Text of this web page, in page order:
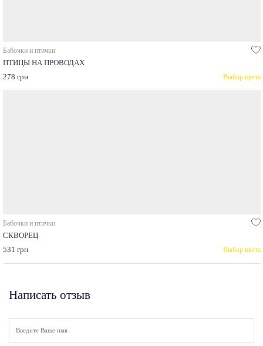
Бабочки и птички
ПТИЦЫ НА ПРОВОДАХ
278 грн
Выбор цвета
Бабочки и птички
СКВОРЕЦ
531 грн
Выбор цвета
Написать отзыв